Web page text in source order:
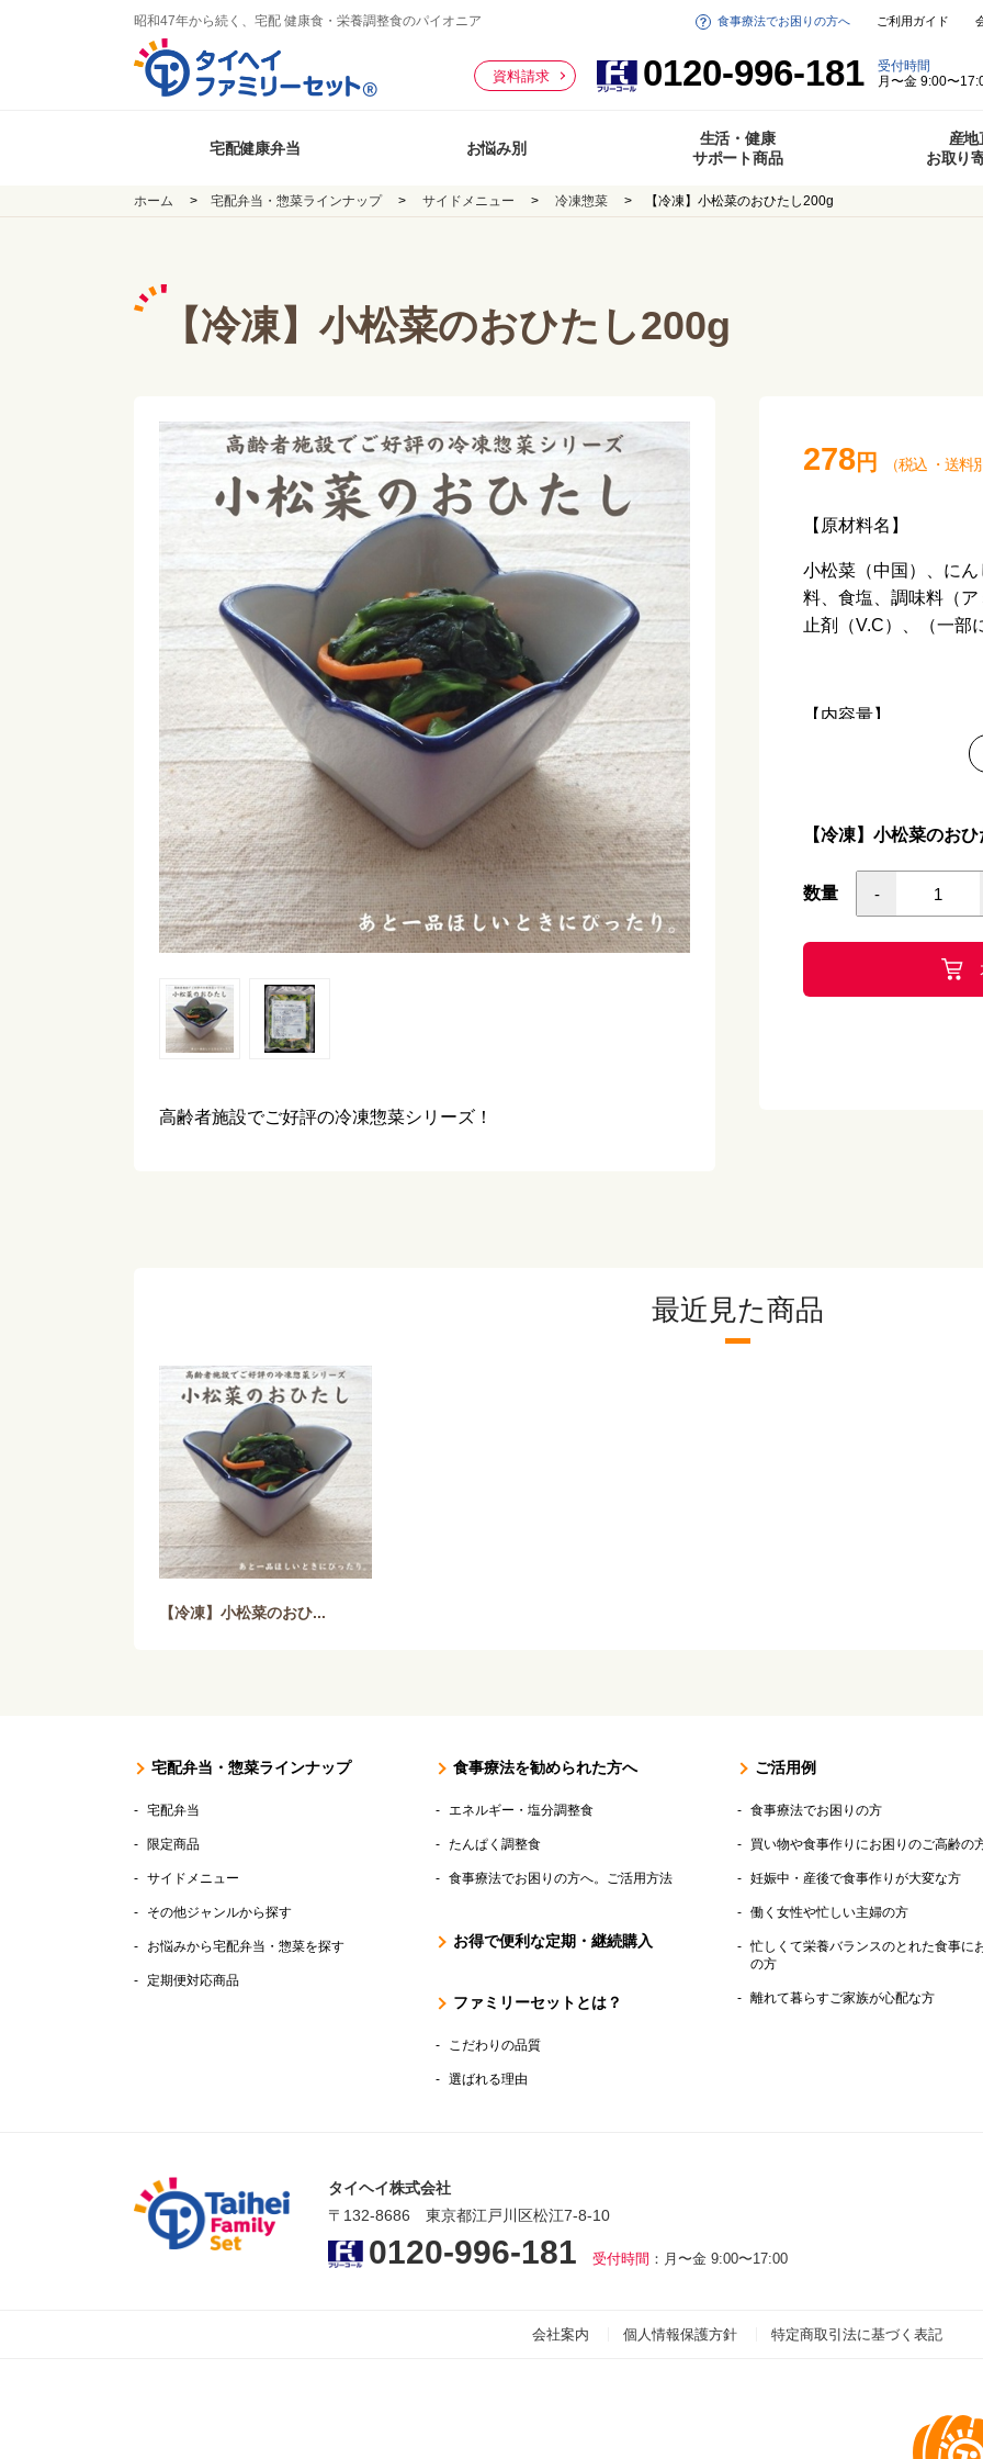
昭和47年から続く、宅配 健康食・栄養調整食のパイオニア
資料請求 0120-996-181
受付時間
月〜金 9:00〜
食事療法でお困りの方へ ご利用ガイド
宅配健康弁当 お悩み別
生活・健康
サポート商品
産地
お取り
ホーム 宅配弁当・惣菜ラインナップ サイドメニュー 冷凍惣菜 【冷凍】小松菜のおひたし200g
【冷凍】小松菜のおひたし200g
高齢者施設でご好評の冷凍惣菜シリーズ！
278円 （税込 ・ 送料
【原材料名】
小松菜（中国）、に
料、食塩、調味料（
止剤（V.C）、（一部
【内容量】
小麦・乳製品
【栄養価 100ｇあた
熱量 20kcal
たんぱく質 1.6ｇ
株式会社京菜
【冷凍】小松菜のお
数量 -
最近見た商品
【冷凍】小松菜のおひ...
宅配弁当・惣菜ラインナップ
宅配弁当
限定商品
サイドメニュー
その他ジャンルから探す
お悩みから宅配弁当・惣菜を探す
定期便対応商品
食事療法を勧められた方へ
エネルギー・塩分調整食
たんぱく調整食
食事療法でお困りの方へ。ご活用方法
お得で便利な定期・継続購入
ファミリーセットとは？
こだわりの品質
選ばれる理由
ご活用例
食事療法でお困りの方
買い物や食事作りにお困りのご高齢の
妊娠中・産後で食事作りが大変な方
働く女性や忙しい主婦の方
忙しくて栄養バランスのとれた食事に
の方
離れて暮らすご家族が心配な方
タイヘイ株式会社
〒132-8686 東京都江戸川区松江7-8-10
0120-996-181 受付時間 ：月〜金 9:00〜17:00
会社案内 個人情報保護方針 特定商取引法に基づく表記